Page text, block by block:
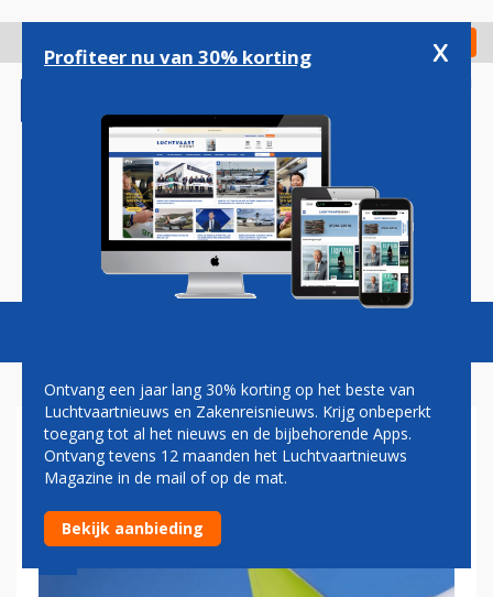
gaan
Check in
Magazine Podcasts Vacatures
AIRBALTIC SLUIT ZICH AAN
BIJ AIRLINES FOR EUROPE
Profiteer nu van 30% korting x
Ontvang een jaar lang 30% korting op het beste van
Luchtvaartnieuws en Zakenreisnieuws. Krijg onbeperkt
toegang tot al het nieuws en de bijbehorende Apps.
Ontvang tevens 12 maanden het Luchtvaartnieuws
Magazine in de mail of op de mat.
Bekijk aanbieding